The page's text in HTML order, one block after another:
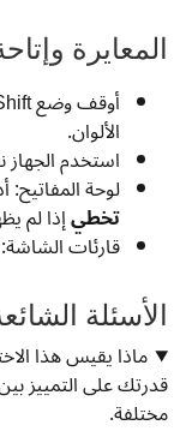
المعايرة
الألوان.
استخدم
لوحة
تخطيإذا لم
قارئات
الأسئلة
ماذا يقيس هذا
قدرتك على التمييز
مختلفة.